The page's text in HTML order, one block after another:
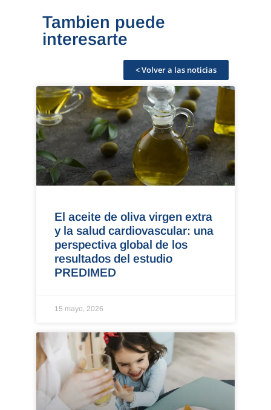
Tambien puede
interesarte
< Volver a las noticias
El aceite de oliva virgen extra
y la salud cardiovascular: una
perspectiva global de los
resultados del estudio
PREDIMED
15 mayo, 2026